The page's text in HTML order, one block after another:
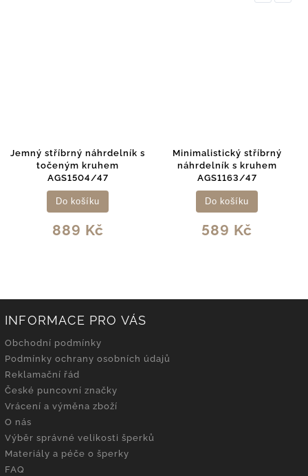
s
Minimalistický stříbrný
náhrdelník s kruhem
AGS1163/47
589 Kč
Do košíku
Stylový stříbrný náhrdelník
barevným křížkem AGT-
N010BL
1 589 Kč
Do košíku
INFORMACE PRO VÁS
Obchodní podmínky
Podmínky ochrany osobních údajů
Reklamační řád
České puncovní značky
Vrácení a výměna zboží
O nás
Výběr správné velikosti šperků
Materiály a péče o šperky
FAQ